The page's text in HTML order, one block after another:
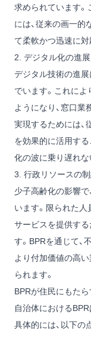
求められています
には、従来の画一的
て柔軟かつ迅速に対
2. デジタル化の進展
デジタル技術の進
でいます。これによ
ようになり、窓口業
実現するためには、
を効果的に活用する
化の波に乗り遅れな
3. 行政リソースの
少子高齢化の影響
います。限られた人
サービスを提供す
す。BPRを通じて、
より付加価値の高
られます。
BPRが住民にもたら
自治体におけるBPR
具体的には、以下の